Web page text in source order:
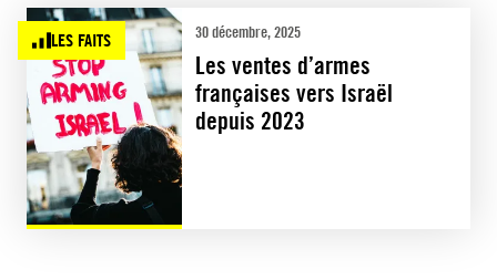
LES FAITS 30 décembre, 2025
Les ventes d’armes
françaises vers Israël
depuis 2023